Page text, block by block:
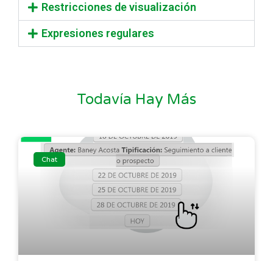
Restricciones de visualización
Expresiones regulares
Todavía Hay Más
Chat